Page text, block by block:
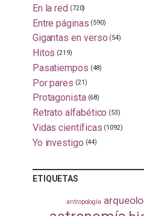
En la red (720)
Entre páginas (590)
Gigantas en verso (54)
Hitos (219)
Pasatiempos (48)
Por pares (21)
Protagonista (68)
Retrato alfabético (53)
Vidas científicas (1092)
Yo investigo (44)
ETIQUETAS
antropología